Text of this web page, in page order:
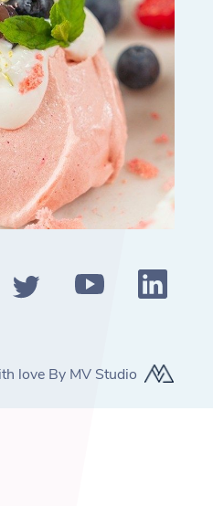
love By MV Studio